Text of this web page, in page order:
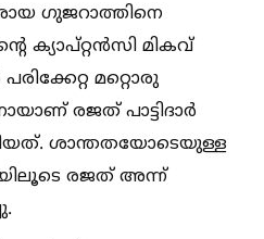
ഗുജറാത്തിനെ
ക്യാപ്റ്റൻസി മികവ്
മറ്റൊരു
രജത് പാട്ടിദാർ
ശാന്തതയോടെയുള്ള
രജത് അന്ന്